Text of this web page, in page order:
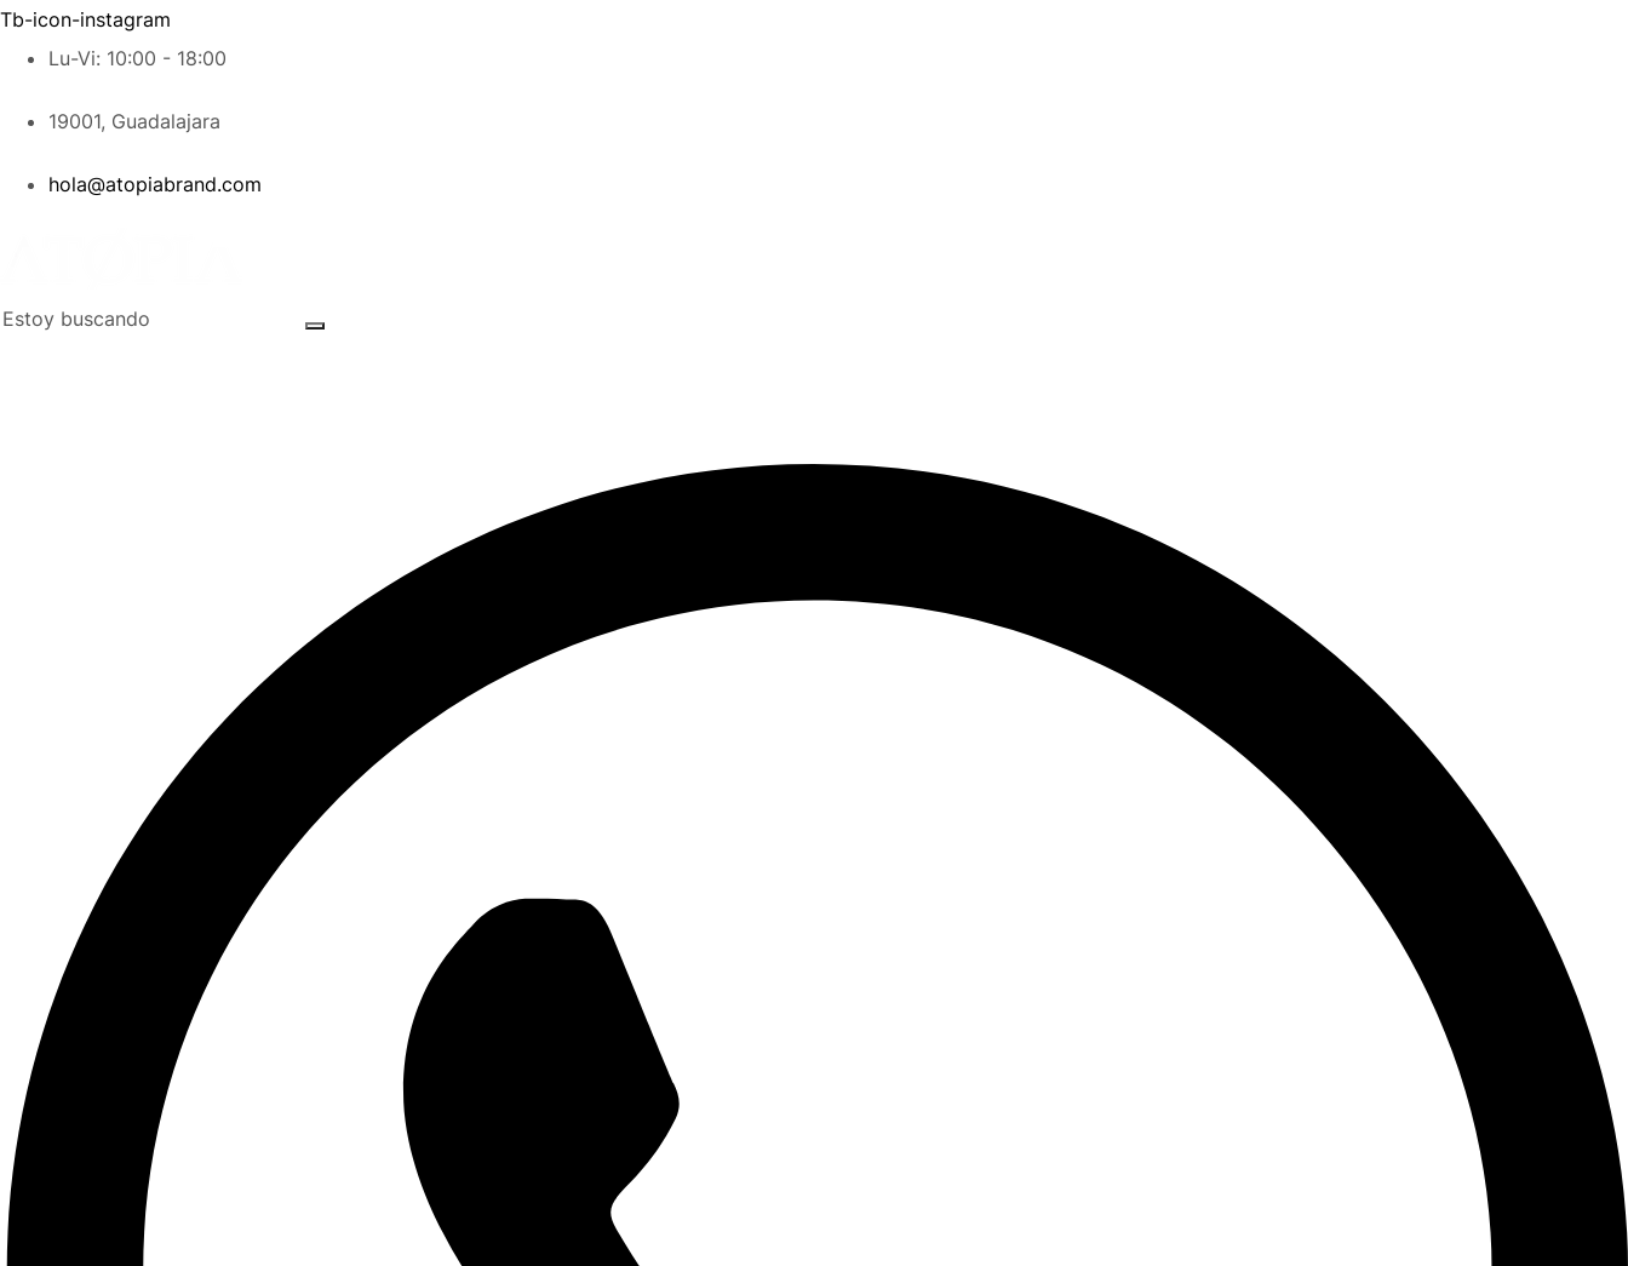
Tb-icon-instagram
Lu-Vi: 10:00 - 18:00
19001, Guadalajara
hola@atopiabrand.com